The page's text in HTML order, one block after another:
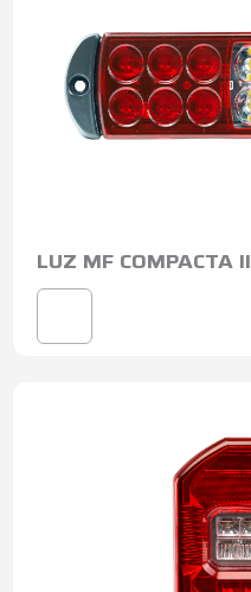
LUZ MF COMPACTA II